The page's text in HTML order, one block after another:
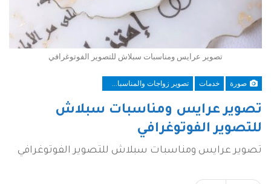
تصوير عرايس ومناسبات سبلاش للتصوير الفوتوغرافي
صورة خدمات تصوير زواجات والمناسبات الرياض
تصوير عرايس ومناسبات سبلاش
للتصوير الفوتوغرافي
تصوير عرايس ومناسبات سبلاش للتصوير الفوتوغرافي